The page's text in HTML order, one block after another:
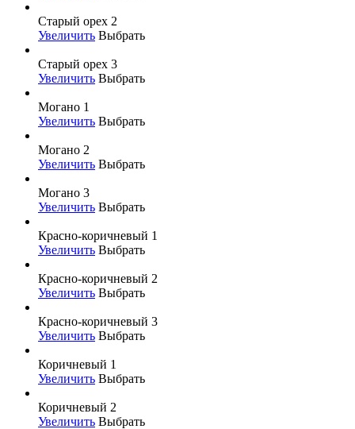
Старый орех 2
Увеличить Выбрать
Старый орех 3
Увеличить Выбрать
Могано 1
Увеличить Выбрать
Могано 2
Увеличить Выбрать
Могано 3
Увеличить Выбрать
Красно-коричневый 1
Увеличить Выбрать
Красно-коричневый 2
Увеличить Выбрать
Красно-коричневый 3
Увеличить Выбрать
Коричневый 1
Увеличить Выбрать
Коричневый 2
Увеличить Выбрать